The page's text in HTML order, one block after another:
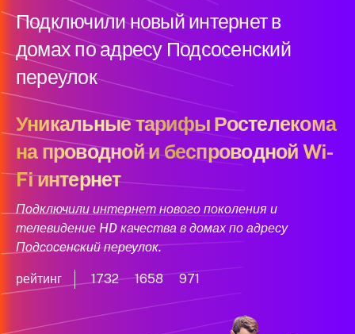
Подключили новый интернет в
домах по адресу Подсосенский
переулок
Уникальные тарифы Ростелекома
на проводной и беспроводной Wi-
Fi интернет
Подключили интернет нового поколения и
телевидение HD качества в домах по адресу
Подсосенский переулок.
рейтинг 1732 1658 971